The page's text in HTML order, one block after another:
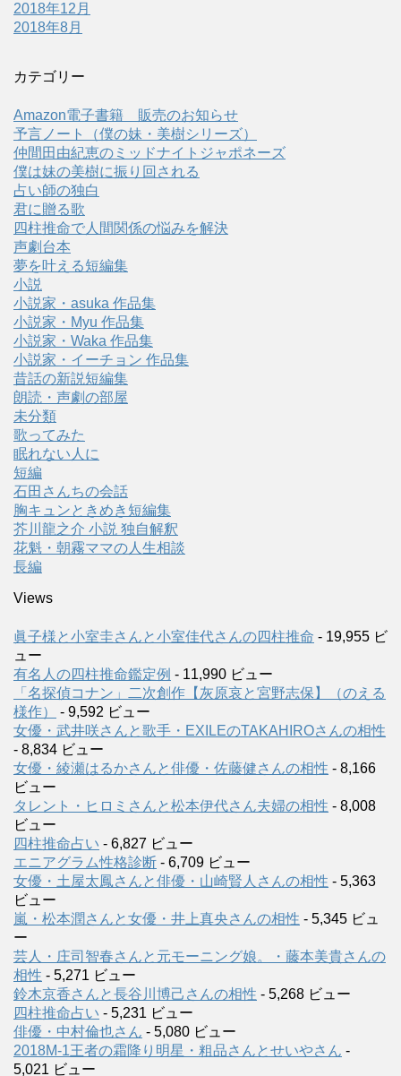
2018年12月
2018年8月
カテゴリー
Amazon電子書籍 販売のお知らせ
予言ノート（僕の妹・美樹シリーズ）
仲間田由紀恵のミッドナイトジャポネーズ
僕は妹の美樹に振り回される
占い師の独白
君に贈る歌
四柱推命で人間関係の悩みを解決
声劇台本
夢を叶える短編集
小説
小説家・asuka 作品集
小説家・Myu 作品集
小説家・Waka 作品集
小説家・イーチョン 作品集
昔話の新説短編集
朗読・声劇の部屋
未分類
歌ってみた
眠れない人に
短編
石田さんちの会話
胸キュンときめき短編集
芥川龍之介 小説 独自解釈
花魁・朝霧ママの人生相談
長編
Views
眞子様と小室圭さんと小室佳代さんの四柱推命 - 19,955 ビ
ュー
有名人の四柱推命鑑定例 - 11,990 ビュー
「名探偵コナン」二次創作【灰原哀と宮野志保】（のえる
様作）
- 9,592 ビュー
女優・武井咲さんと歌手・EXILEのTAKAHIROさんの相性
- 8,834 ビュー
女優・綾瀬はるかさんと俳優・佐藤健さんの相性 - 8,166
ビュー
タレント・ヒロミさんと松本伊代さん夫婦の相性 - 8,008
ビュー
四柱推命占い - 6,827 ビュー
エニアグラム性格診断 - 6,709 ビュー
女優・土屋太鳳さんと俳優・山崎賢人さんの相性 - 5,363
ビュー
嵐・松本潤さんと女優・井上真央さんの相性 - 5,345 ビュ
ー
芸人・庄司智春さんと元モーニング娘。・藤本美貴さんの
相性 - 5,271 ビュー
鈴木京香さんと長谷川博己さんの相性 - 5,268 ビュー
四柱推命占い - 5,231 ビュー
俳優・中村倫也さん - 5,080 ビュー
2018M-1王者の霜降り明星・粗品さんとせいやさん -
5,021 ビュー